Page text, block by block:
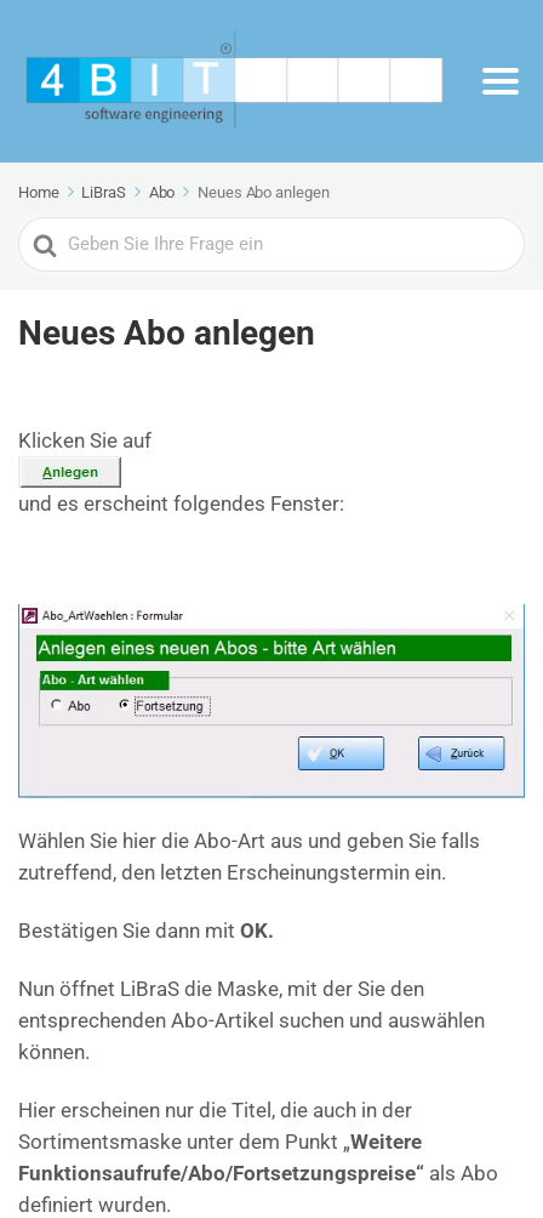
Home LiBraS Abo Neues Abo anlegen
Search
For
Neues Abo anlegen
Klicken Sie auf
und es erscheint folgendes Fenster:
Wählen Sie hier die Abo-Art aus und geben Sie falls
zutreffend, den letzten Erscheinungstermin ein.
Bestätigen Sie dann mit OK.
Nun öffnet LiBraS die Maske, mit der Sie den
entsprechenden Abo-Artikel suchen und auswählen
können.
Hier erscheinen nur die Titel, die auch in der
Sortimentsmaske unter dem Punkt „Weitere
Funktionsaufrufe/Abo/Fortsetzungspreise“ als Abo
definiert wurden.